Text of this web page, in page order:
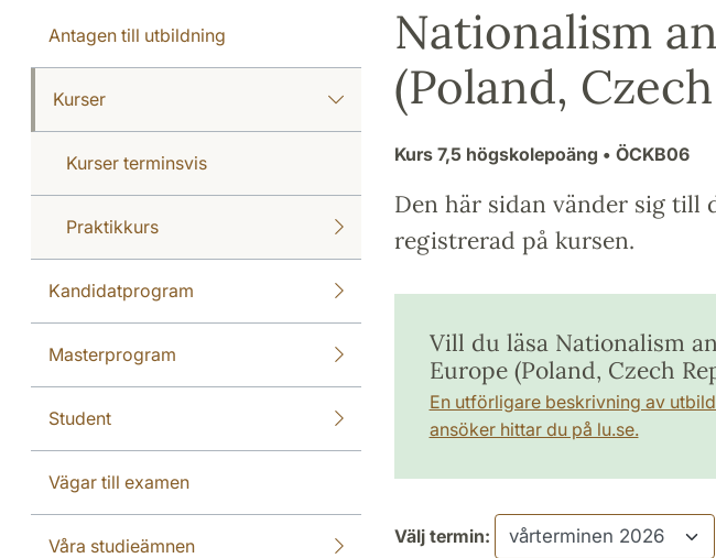
Antagen till utbildning
Kurser
Kurser terminsvis
Praktikkurs
Kandidatprogram
Masterprogram
Student
Vägar till examen
Våra studieämnen
Nationalism
(Poland,
Kurs 7,5 högskolepoäng • ÖCKB06
Den här sidan vänder sig till
registrerad på kursen.
Vill du läsa Nationalism
Europe (Poland, Czech
En utförligare beskrivning av
ansöker hittar du på lu.se.
Välj termin: